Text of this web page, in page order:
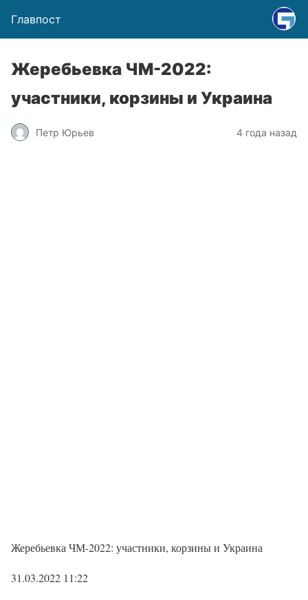
Главпост
Жеребьевка ЧМ-2022:
участники, корзины и Украина
Петр Юрьев 4 года назад
Жеребьевка ЧМ-2022: участники, корзины и Украина
31.03.2022 11:22